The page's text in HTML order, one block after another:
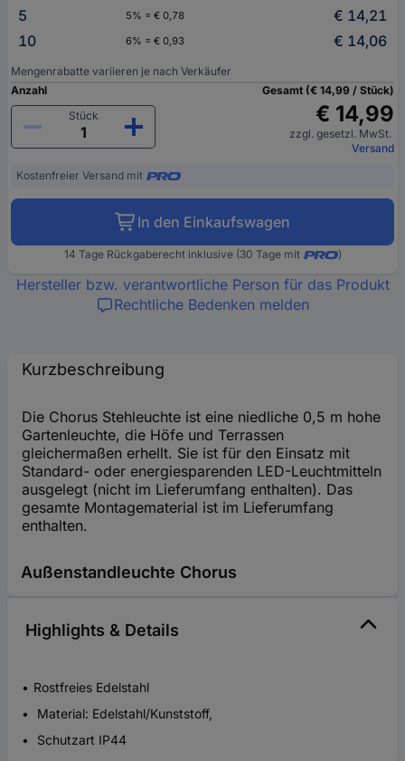
5
5% = € 0,78
€ 14,21
10
6% = € 0,93 € 14,06
Mengenrabatte variieren je nach Verkäufer
Anzahl
Stück
Gesamt (€ 14,99 / Stück)
€ 14,99
zzgl. gesetzl. MwSt.
Versand
Kostenfreier Versand mit
In den Einkaufswagen
14 Tage Rückgaberecht inklusive (30 Tage mit )
Hersteller bzw. verantwortliche Person für das Produkt
Rechtliche Bedenken melden
Kurzbeschreibung
Die Chorus Stehleuchte ist eine niedliche 0,5 m hohe
Gartenleuchte, die Höfe und Terrassen
gleichermaßen erhellt. Sie ist für den Einsatz mit
Standard- oder energiesparenden LED-Leuchtmitteln
ausgelegt (nicht im Lieferumfang enthalten). Das
gesamte Montagematerial ist im Lieferumfang
enthalten.
Außenstandleuchte Chorus
Highlights & Details
Rostfreies Edelstahl
Material: Edelstahl/Kunststoff,
Schutzart IP44